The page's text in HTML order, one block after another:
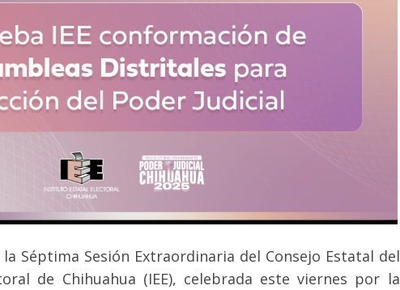
la Séptima Sesión Extraordinaria del Consejo Estatal del
de Chihuahua (IEE), celebrada este viernes por la